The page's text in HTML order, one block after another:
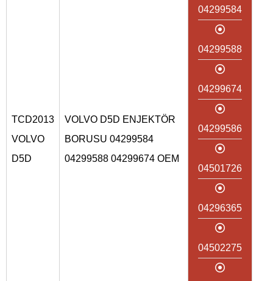
TCD2013
VOLVO
D5D
VOLVO D5D ENJEKTÖR
BORUSU 04299584
04299588 04299674 OEM
04299584
04299588
04299674
04299586
04501726
04296365
04502275